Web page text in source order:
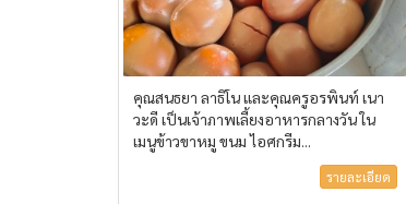
คุณสนธยา ลาธิโน และคุณครูอรพินท์ เนา
วะดี เป็นเจ้าภาพเลี้ยงอาหารกลางวัน ใน
เมนูข้าวขาหมู ขนม ไอศกรีม...
รายละเอียด